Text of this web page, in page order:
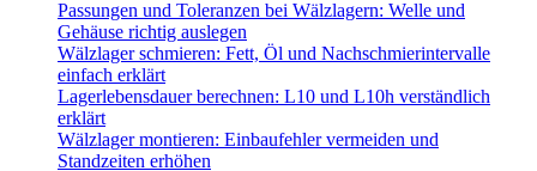
Passungen und Toleranzen bei Wälzlagern: Welle und
Gehäuse richtig auslegen
Wälzlager schmieren: Fett, Öl und Nachschmierintervalle
einfach erklärt
Lagerlebensdauer berechnen: L10 und L10h verständlich
erklärt
Wälzlager montieren: Einbaufehler vermeiden und
Standzeiten erhöhen